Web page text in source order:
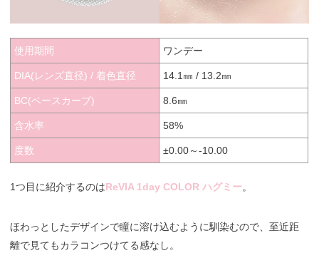
使用期間 ワンデー
DIA(レンズ直径) / 着色直径 14.1㎜ / 13.2㎜
BC(ベースカーブ) 8.6㎜
含水率 58%
度数 ±0.00～-10.00
1つ目に紹介するのはReVIA 1day COLOR ハグミー。
ほわっとしたデザインで瞳に溶け込むように馴染むので、至近距
離で見てもカラコンつけてる感なし。